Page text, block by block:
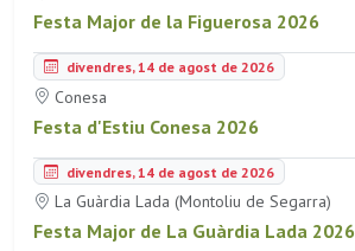
Festa Major de la Figuerosa 2026
divendres, 14 de agost de 2026
Conesa
Festa d'Estiu Conesa 2026
divendres, 14 de agost de 2026
La Guàrdia Lada (Montoliu de Segarra)
Festa Major de La Guàrdia Lada 2026